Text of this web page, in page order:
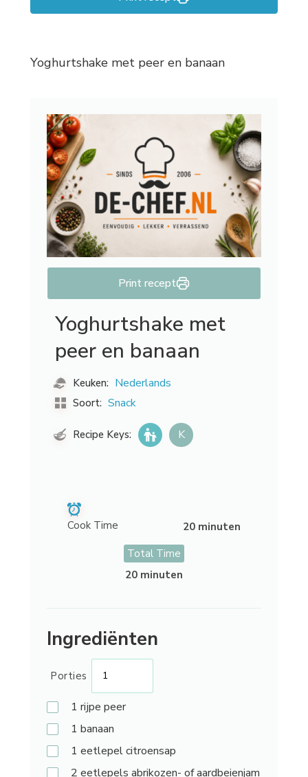
Yoghurtshake met peer en banaan
Print recept
Yoghurtshake met
peer en banaan
Keuken: Nederlands
Soort: Snack
Recipe Keys: K
Cook Time
20 minuten
Total Time
20 minuten
Ingrediënten
Porties
1 rijpe peer
1 banaan
1 eetlepel citroensap
2 eetlepels abrikozen- of aardbeienjam